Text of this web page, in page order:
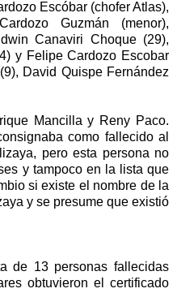
Escóbar (chofer Atlas),
Guzmán (menor),
Canaviri Choque (29),
y Felipe Cardozo Escobar
David Quispe Fernández
Mancilla y Reny Paco.
como fallecido al
pero esta persona no
y tampoco en la lista que
si existe el nombre de la
y se presume que existió
de 13 personas fallecidas
obtuvieron el certificado